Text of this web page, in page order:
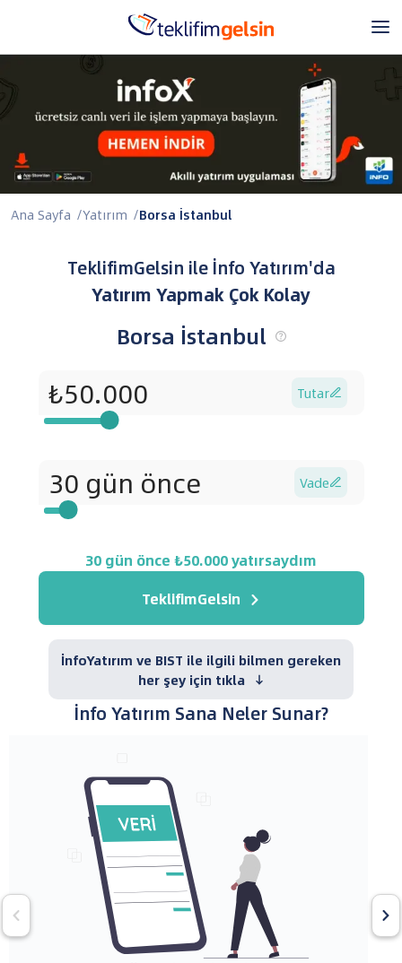
Ana Sayfa /Yatırım /Borsa İstanbul
TeklifimGelsin ile İnfo Yatırım'da
Yatırım Yapmak Çok Kolay
İnfoYatırım ve BIST ile ilgili bilmen gereken
her şey için tıkla
Borsa İstanbul
Tutar
Vade
30 gün önce ₺50.000yatırsaydım
TeklifimGelsin
İnfo Yatırım Sana Neler Sunar?